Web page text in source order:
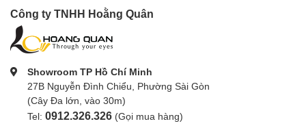
Công ty TNHH Hoằng Quân
Showroom TP Hồ Chí Minh
27B Nguyễn Đình Chiểu, Phường Sài Gòn
(Cây Đa lớn, vào 30m)
Tel: 0912.326.326 (Gọi mua hàng)